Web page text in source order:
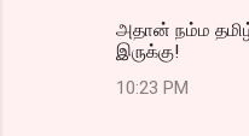
அதான் நம்ம
இருக்கு!
10:23 PM